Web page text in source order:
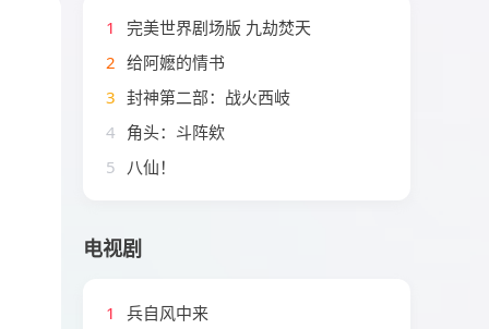
1
完美世界剧场版 九劫焚天
2 给阿嬷的情书
3 封神第二部：战火西岐
4 角头：斗阵欸
5 八仙！
电视剧
1 兵自风中来